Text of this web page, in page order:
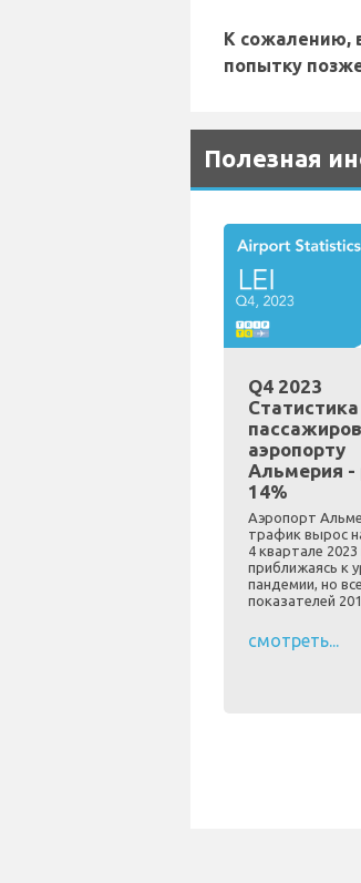
К сожалению,
попытку
Полезная
Q4 2023
Статистика
аэропорту
Альмерия -
14%
Аэропорт
трафик вырос
4 квартале 2023
приближаясь к
пандемии, но
показателей
смотреть...